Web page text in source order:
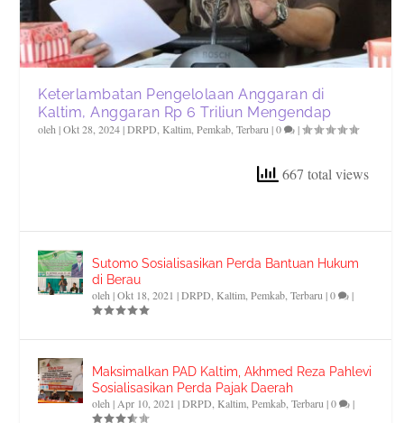
Keterlambatan Pengelolaan Anggaran di
Kaltim, Anggaran Rp 6 Triliun Mengendap
oleh|Okt 28, 2024|DRPD ,Kaltim ,Pemkab ,Terbaru |0 |
667 total views
Sutomo Sosialisasikan Perda Bantuan Hukum
di Berau
oleh|Okt 18, 2021 |DRPD ,Kaltim ,Pemkab ,Terbaru |0 |
Maksimalkan PAD Kaltim, Akhmed Reza Pahlevi
Sosialisasikan Perda Pajak Daerah
oleh| Apr 10, 2021 |DRPD ,Kaltim ,Pemkab ,Terbaru |0 |